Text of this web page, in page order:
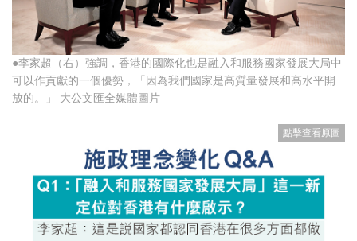
●李家超（右）強調，香港的國際化也是融入和服務國家發展大局中
可以作貢獻的一個優勢，「因為我們國家是高質量發展和高水平開
放的。」 大公文匯全媒體圖片